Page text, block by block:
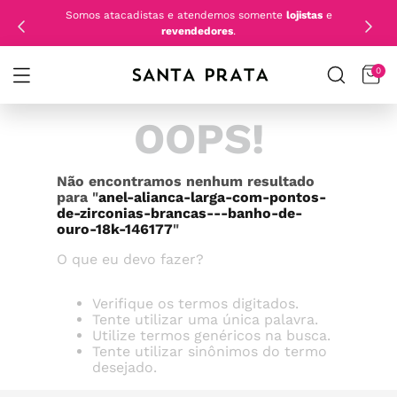
Somos atacadistas e atendemos somente lojistase
revendedores.
0
OOPS!
Não encontramos nenhum resultado
para "anel-alianca-larga-com-pontos-
de-zirconias-brancas---banho-de-
ouro-18k-146177"
O que eu devo fazer?
Verifique os termos digitados.
Tente utilizar uma única palavra.
Utilize termos genéricos na busca.
Tente utilizar sinônimos do termo
desejado.